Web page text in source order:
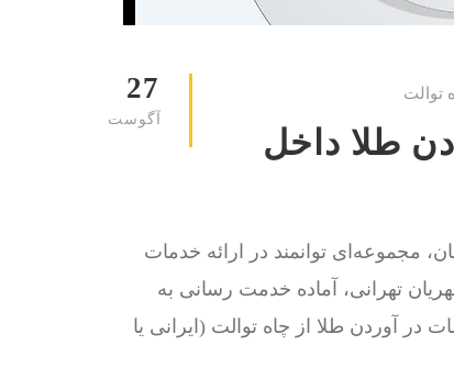
27
آگوست
توالت
طلا داخل
از 15 سال سابقه درخشان، مجموعه‌ای توانمند در ارائه خدمات
تهرانی، آماده خدمت رسانی به
خدمات در آوردن طلا از چاه توالت (ایرانی یا